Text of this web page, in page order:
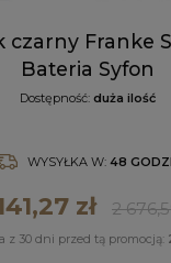
Franke
Bateria Syfon
Dostępność: duża ilość
WYSYŁKA W: 48
zł 2
z 30 dni przed tą promocją: